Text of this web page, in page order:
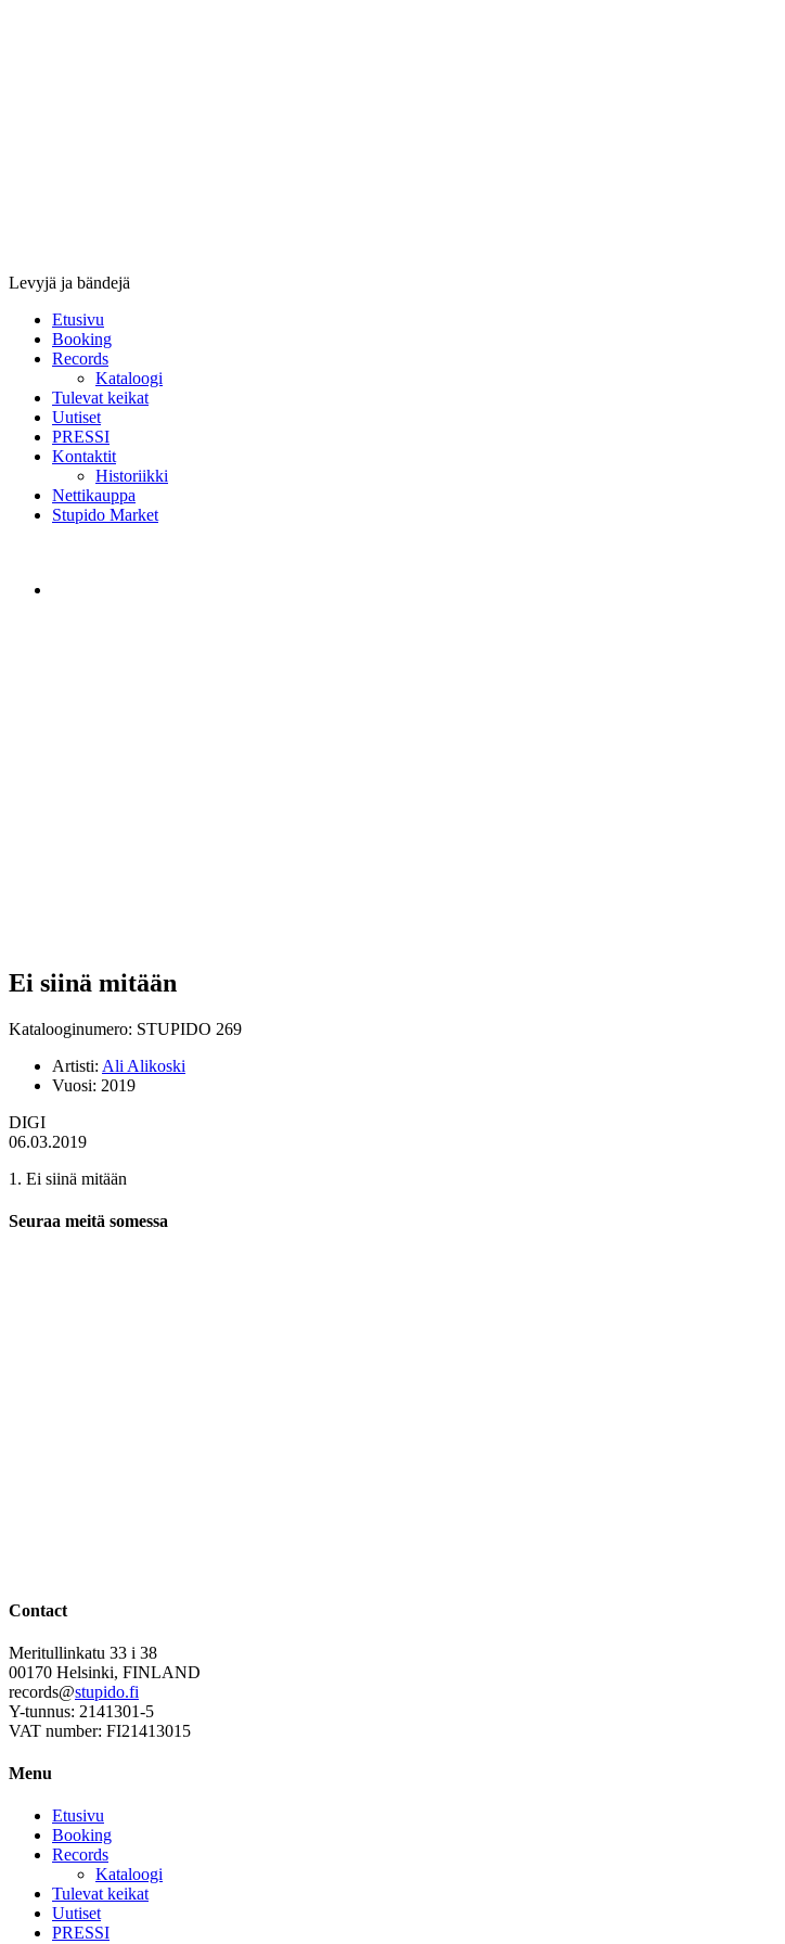
Levyjä ja bändejä
Etusivu
Booking
Records
Kataloogi
Tulevat keikat
Uutiset
PRESSI
Kontaktit
Historiikki
Nettikauppa
Stupido Market
Ei siinä mitään
Katalooginumero: STUPIDO 269
Artisti: Ali Alikoski
Vuosi: 2019
DIGI
06.03.2019
1. Ei siinä mitään
Seuraa meitä somessa
Contact
Meritullinkatu 33 i 38
00170 Helsinki, FINLAND
records@stupido.fi
Y-tunnus: 2141301-5
VAT number: FI21413015
Menu
Etusivu
Booking
Records
Kataloogi
Tulevat keikat
Uutiset
PRESSI